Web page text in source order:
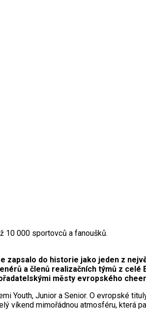
10 000 sportovců a fanoušků.
zapsalo do historie jako jeden z
a členů realizačních týmů z
městy evropského
Youth, Junior a Senior. O evropské
víkend mimořádnou atmosféru, která